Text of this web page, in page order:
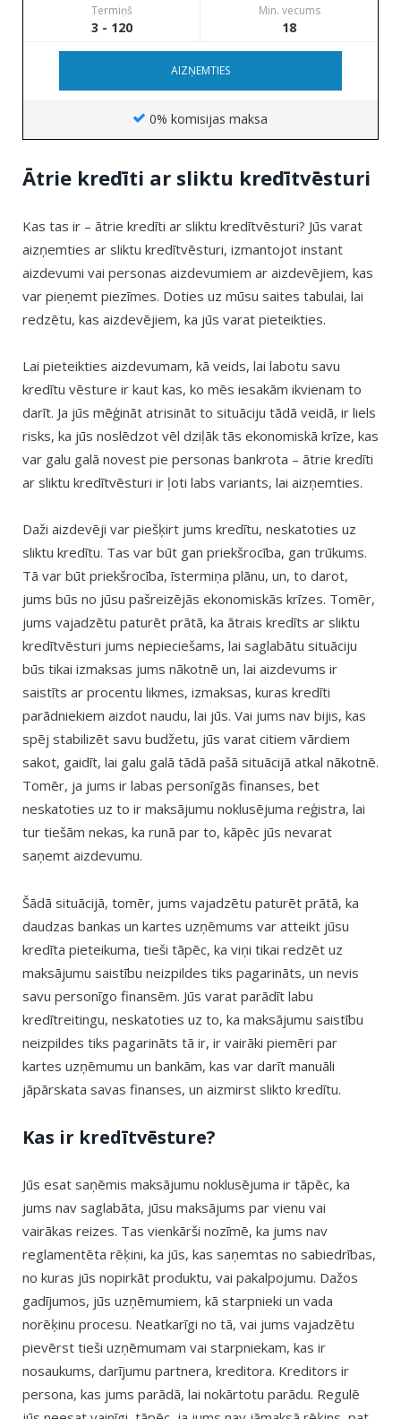
Termiņš
3 - 120
Min. vecums
18
AIZŅEMTIES
0% komisijas maksa
Ātrie kredīti ar sliktu kredītvēsturi
Kas tas ir – ātrie kredīti ar sliktu kredītvēsturi? Jūs varat
aizņemties ar sliktu kredītvēsturi, izmantojot instant
aizdevumi vai personas aizdevumiem ar aizdevējiem, kas
var pieņemt piezīmes. Doties uz mūsu saites tabulai, lai
redzētu, kas aizdevējiem, ka jūs varat pieteikties.
Lai pieteikties aizdevumam, kā veids, lai labotu savu
kredītu vēsture ir kaut kas, ko mēs iesakām ikvienam to
darīt. Ja jūs mēģināt atrisināt to situāciju tādā veidā, ir liels
risks, ka jūs noslēdzot vēl dziļāk tās ekonomiskā krīze, kas
var galu galā novest pie personas bankrota – ātrie kredīti
ar sliktu kredītvēsturi ir ļoti labs variants, lai aizņemties.
Daži aizdevēji var piešķirt jums kredītu, neskatoties uz
sliktu kredītu. Tas var būt gan priekšrocība, gan trūkums.
Tā var būt priekšrocība, īstermiņa plānu, un, to darot,
jums būs no jūsu pašreizējās ekonomiskās krīzes. Tomēr,
jums vajadzētu paturēt prātā, ka ātrais kredīts ar sliktu
kredītvēsturi jums nepieciešams, lai saglabātu situāciju
būs tikai izmaksas jums nākotnē un, lai aizdevums ir
saistīts ar procentu likmes, izmaksas, kuras kredīti
parādniekiem aizdot naudu, lai jūs. Vai jums nav bijis, kas
spēj stabilizēt savu budžetu, jūs varat citiem vārdiem
sakot, gaidīt, lai galu galā tādā pašā situācijā atkal nākotnē.
Tomēr, ja jums ir labas personīgās finanses, bet
neskatoties uz to ir maksājumu noklusējuma reģistra, lai
tur tiešām nekas, ka runā par to, kāpēc jūs nevarat
saņemt aizdevumu.
Šādā situācijā, tomēr, jums vajadzētu paturēt prātā, ka
daudzas bankas un kartes uzņēmums var atteikt jūsu
kredīta pieteikuma, tieši tāpēc, ka viņi tikai redzēt uz
maksājumu saistību neizpildes tiks pagarināts, un nevis
savu personīgo finansēm. Jūs varat parādīt labu
kredītreitingu, neskatoties uz to, ka maksājumu saistību
neizpildes tiks pagarināts tā ir, ir vairāki piemēri par
kartes uzņēmumu un bankām, kas var darīt manuāli
jāpārskata savas finanses, un aizmirst slikto kredītu.
Kas ir kredītvēsture?
Jūs esat saņēmis maksājumu noklusējuma ir tāpēc, ka
jums nav saglabāta, jūsu maksājums par vienu vai
vairākas reizes. Tas vienkārši nozīmē, ka jums nav
reglamentēta rēķini, ka jūs, kas saņemtas no sabiedrības,
no kuras jūs nopirkāt produktu, vai pakalpojumu. Dažos
gadījumos, jūs uzņēmumiem, kā starpnieki un vada
norēķinu procesu. Neatkarīgi no tā, vai jums vajadzētu
pievērst tieši uzņēmumam vai starpniekam, kas ir
nosaukums, darījumu partnera, kreditora. Kreditors ir
persona, kas jums parādā, lai nokārtotu parādu. Regulē